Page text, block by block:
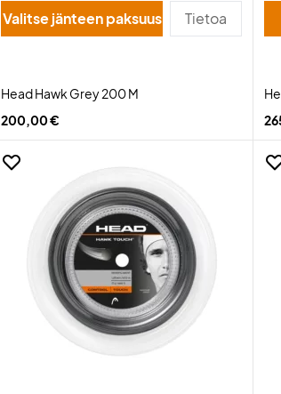
Valitse jänteen paksuus Tietoa
Head Hawk Grey 200 M
200,00 €